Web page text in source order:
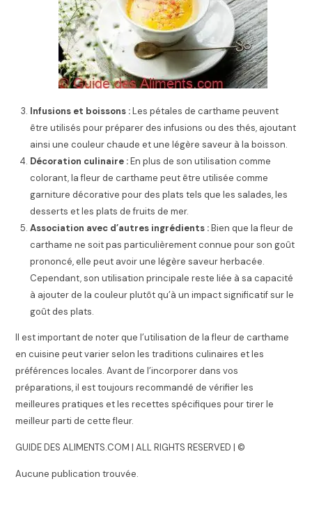
Infusions et boissons :Les pétales de carthame peuvent
être utilisés pour préparer des infusions ou des thés, ajoutant
ainsi une couleur chaude et une légère saveur à la boisson.
Décoration culinaire :En plus de son utilisation comme
colorant, la fleur de carthame peut être utilisée comme
garniture décorative pour des plats tels que les salades, les
desserts et les plats de fruits de mer.
Association avec d’autres ingrédients :Bien que la fleur de
carthame ne soit pas particulièrement connue pour son goût
prononcé, elle peut avoir une légère saveur herbacée.
Cependant, son utilisation principale reste liée à sa capacité
à ajouter de la couleur plutôt qu’à un impact significatif sur le
goût des plats.
Il est important de noter que l’utilisation de la fleur de carthame
en cuisine peut varier selon les traditions culinaires et les
préférences locales. Avant de l’incorporer dans vos
préparations, il est toujours recommandé de vérifier les
meilleures pratiques et les recettes spécifiques pour tirer le
meilleur parti de cette fleur.
GUIDE DES ALIMENTS.COM | ALL RIGHTS RESERVED | ©
Aucune publication trouvée.